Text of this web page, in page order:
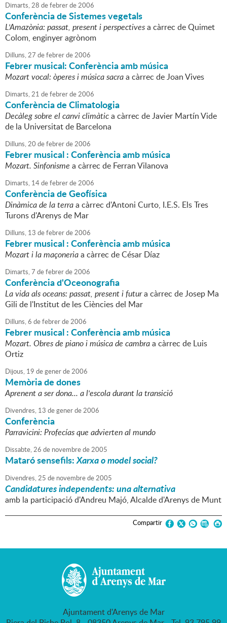
Dimarts,28 defebrerde2006
Conferència de Sistemes vegetals
L'Amazònia: passat, present i perspectivesa càrrec de Quimet
Colom, enginyer agrònom
Dilluns,27 defebrerde2006
Febrer musical: Conferència amb música
Mozart vocal: òperes i música sacraa càrrec de Joan Vives
Dimarts,21 defebrerde2006
Conferència de Climatologia
Decàleg sobre el canvi climàtica càrrec de Javier Martín Vide
de la Universitat de Barcelona
Dilluns,20 defebrerde2006
Febrer musical : Conferència amb música
Mozart. Sinfonisme a càrrec de Ferran Vilanova
Dimarts, 14defebrerde2006
Conferència de Geofísica
Dinàmica de la terraa càrrec d'Antoni Curto, I.E.S. Els Tres
Turons d'Arenys de Mar
Dilluns, 13 defebrerde2006
Febrer musical : Conferència amb música
Mozart i la maçoneriaa càrrec de César Díaz
Dimarts,7 defebrerde2006
Conferència d'Oceonografia
La vida als oceans: passat, present i futura càrrec de Josep Ma
Gili de l'Institut de les Ciències del Mar
Dilluns,6 defebrerde2006
Febrer musical : Conferència amb música
Mozart. Obres de piano i música de cambraa càrrec de Luis
Ortiz
Dijous, 19 degenerde2006
Memòria de dones
Aprenent a ser dona... a l'escola durant la transició
Divendres, 13 degenerde2006
Conferència
Parravicini: Profecías que advierten al mundo
Dissabte,26 de novembrede2005
Mataró sensefils:Xarxa o model social?
Divendres,25 de novembrede2005
Candidatures independents: una alternativa
amb la participació d'Andreu Majó, Alcalde d'Arenys de Munt
Compartir
Ajuntament d'Arenys de Mar